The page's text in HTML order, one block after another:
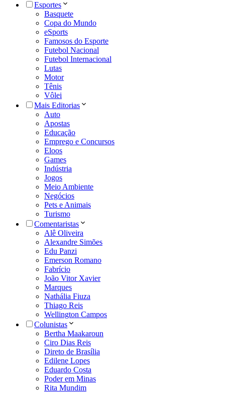
Esportes
Basquete
Copa do Mundo
eSports
Famosos do Esporte
Futebol Nacional
Futebol Internacional
Lutas
Motor
Tênis
Vôlei
Mais Editorias
Auto
Apostas
Educação
Emprego e Concursos
Eloos
Games
Indústria
Jogos
Meio Ambiente
Negócios
Pets e Animais
Turismo
Comentaristas
Alê Oliveira
Alexandre Simões
Edu Panzi
Emerson Romano
Fabrício
João Vitor Xavier
Marques
Nathália Fiuza
Thiago Reis
Wellington Campos
Colunistas
Bertha Maakaroun
Ciro Dias Reis
Direto de Brasília
Edilene Lopes
Eduardo Costa
Poder em Minas
Rita Mundim